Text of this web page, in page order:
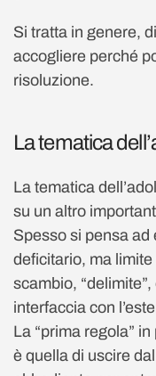
Si tratta in genere,
accogliere perché
risoluzione.
La tematica
La tematica
su un altro
Spesso si pensa ad
deficitario, ma
scambio,
interfaccia con
La “prima regola”
è quella di uscire